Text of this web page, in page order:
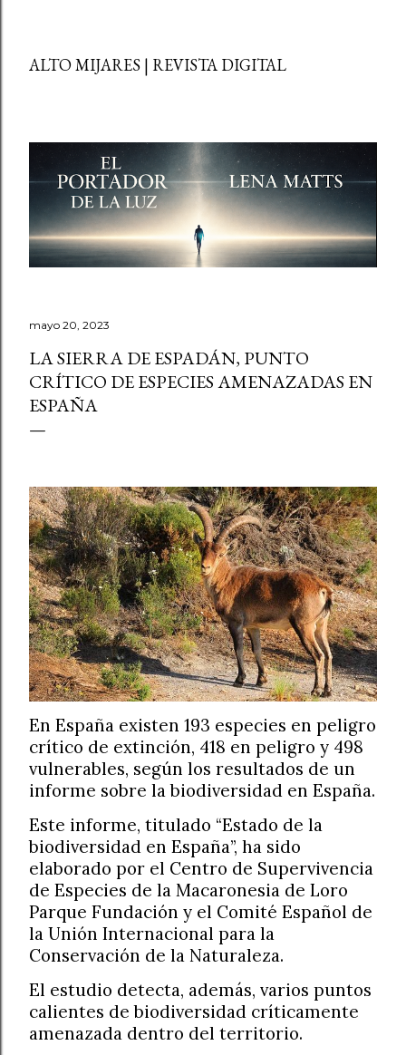
ALTO MIJARES | REVISTA DIGITAL
mayo 20, 2023
LA SIERRA DE ESPADÁN, PUNTO
CRÍTICO DE ESPECIES AMENAZADAS EN
ESPAÑA
En España existen 193 especies en peligro
crítico de extinción, 418 en peligro y 498
vulnerables, según los resultados de un
informe sobre la biodiversidad en España.
Este informe, titulado “Estado de la
biodiversidad en España”, ha sido
elaborado por el Centro de Supervivencia
de Especies de la Macaronesia de Loro
Parque Fundación y el Comité Español de
la Unión Internacional para la
Conservación de la Naturaleza.
El estudio detecta, además, varios puntos
calientes de biodiversidad críticamente
amenazada dentro del territorio.